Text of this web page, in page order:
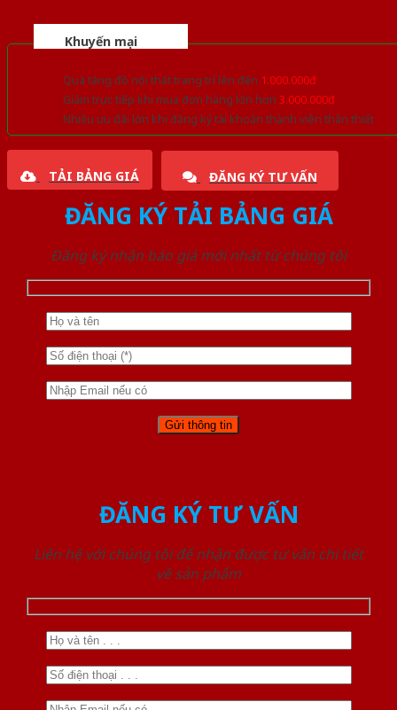
Khuyến mại
Quà tặng đồ nội thất trang trí lên đến 1.000.000đ
Giảm trực tiếp khi mua đơn hàng lớn hơn 3.000.000đ
Nhiều ưu đãi lớn khi đăng ký tài khoản thành viên thân thiết
TẢI BẢNG GIÁ ĐĂNG KÝ TƯ VẤN
ĐĂNG KÝ TẢI BẢNG GIÁ
Đăng ký nhận báo giá mới nhất từ chúng tôi
ĐĂNG KÝ TƯ VẤN
Liên hệ với chúng tôi để nhận được tư vấn chi tiết
về sản phẩm